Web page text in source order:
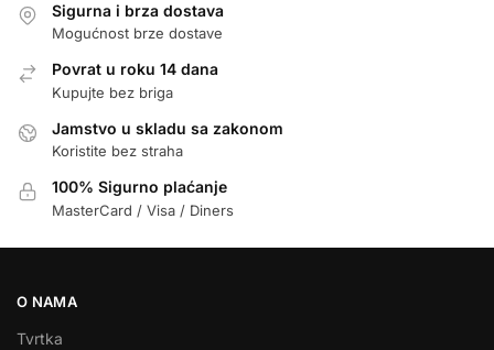
Sigurna i brza dostava
Mogućnost brze dostave
Povrat u roku 14 dana
Kupujte bez briga
Jamstvo u skladu sa zakonom
Koristite bez straha
100% Sigurno plaćanje
MasterCard / Visa / Diners
O NAMA
Tvrtka